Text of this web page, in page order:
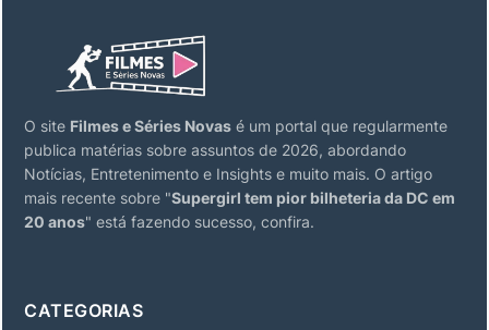
O site Filmes e Séries Novas é um portal que regularmente
publica matérias sobre assuntos de 2026, abordando
Notícias, Entretenimento e Insights e muito mais. O artigo
mais recente sobre "Supergirl tem pior bilheteria da DC em
20 anos" está fazendo sucesso, confira.
CATEGORIAS